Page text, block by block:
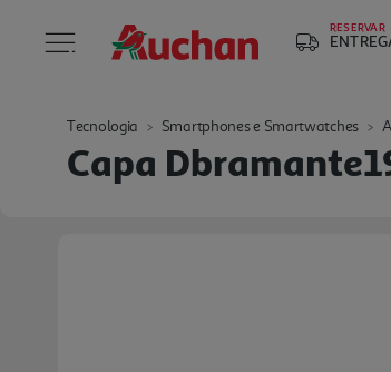
RESERVAR
Tecnologia Smartphones e Smartwatches
Capa